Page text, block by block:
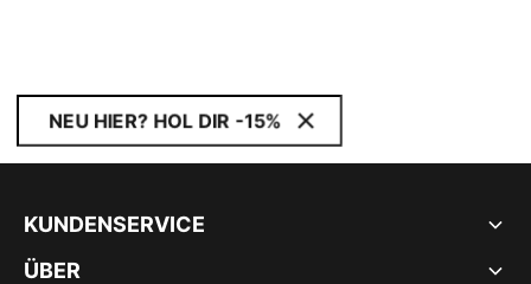
NEU HIER? HOL DIR -15%
KUNDENSERVICE
ÜBER